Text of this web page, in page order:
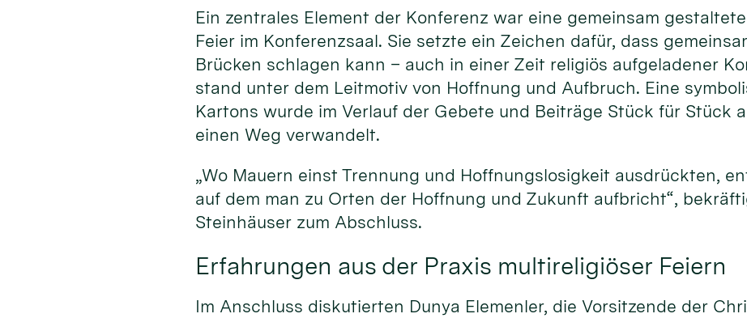
Ein zentrales Element der Konferenz war eine gemeinsam
Feier im Konferenzsaal. Sie setzte ein Zeichen dafür, dass
Brücken schlagen kann – auch in einer Zeit religiös aufgeladener
stand unter dem Leitmotiv von Hoffnung und Aufbruch. Eine
Kartons wurde im Verlauf der Gebete und Beiträge Stück für Stück
einen Weg verwandelt.
„Wo Mauern einst Trennung und Hoffnungslosigkeit ausdrückten,
auf dem man zu Orten der Hoffnung und Zukunft aufbricht“,
Steinhäuser zum Abschluss.
Erfahrungen aus der Praxis multireligiöser Feiern
Im Anschluss diskutierten Dunya Elemenler, die Vorsitzende der